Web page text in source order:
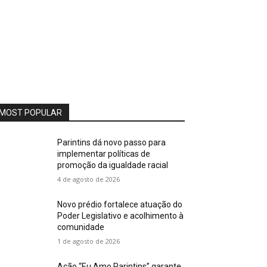
POPULAR
Parintins dá novo passo para
implementar políticas de
promoção da igualdade racial
4 de agosto de 2026
Novo prédio fortalece atuação do
Poder Legislativo e acolhimento à
comunidade
1 de agosto de 2026